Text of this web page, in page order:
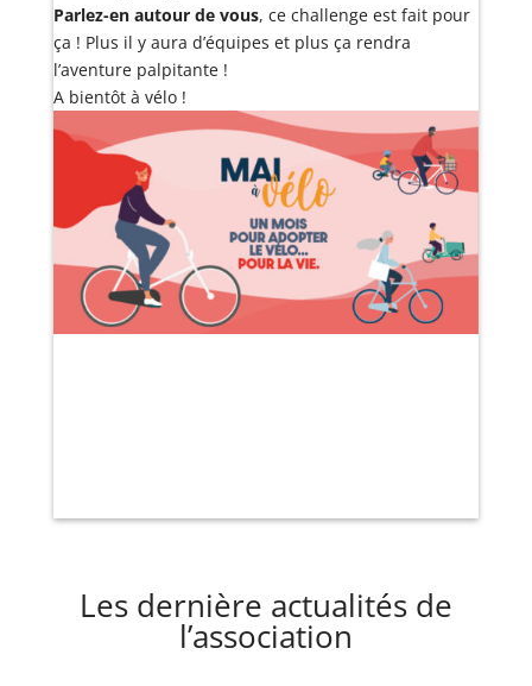
Parlez-en autour de vous, ce challenge est fait pour
ça ! Plus il y aura d’équipes et plus ça rendra
l’aventure palpitante !
A bientôt à vélo !
Les dernière actualités de
l’association